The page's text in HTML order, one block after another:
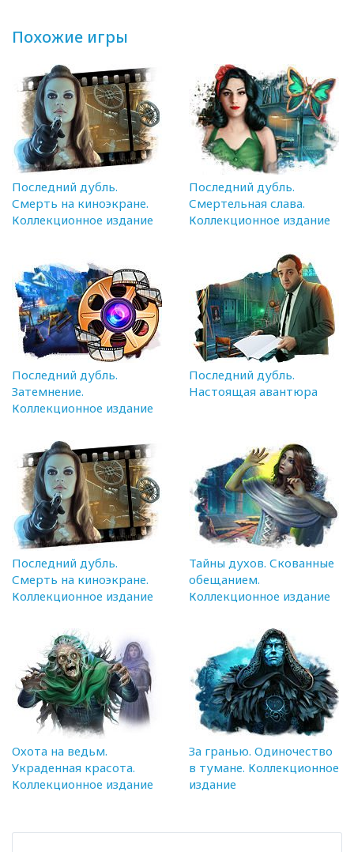
Похожие игры
Последний дубль.
Смерть на киноэкране.
Коллекционное издание
Последний дубль.
Смертельная слава.
Коллекционное издание
Последний дубль.
Затемнение.
Коллекционное издание
Последний дубль.
Настоящая авантюра
Последний дубль.
Смерть на киноэкране.
Коллекционное издание
Тайны духов. Скованные
обещанием.
Коллекционное издание
Охота на ведьм.
Украденная красота.
Коллекционное издание
За гранью. Одиночество
в тумане. Коллекционное
издание